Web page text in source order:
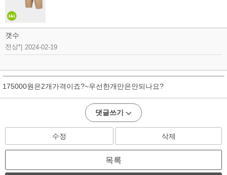
갯수
전상* 2024-02-19
175000원은2개가격이죠?~우선한개만은안되나요?
댓글쓰기
수정 삭제
목록